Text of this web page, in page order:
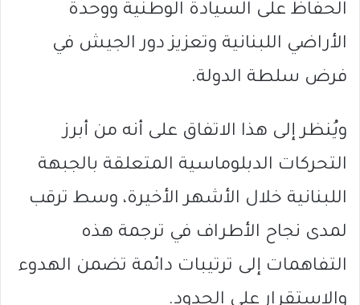
الحفاظ على السيادة الوطنية ووحدة
الأراضي اللبنانية وتعزيز دور الجيش في
فرض سلطة الدولة.
ويُنظر إلى هذا الاتفاق على أنه من أبرز
التحركات الدبلوماسية المتعلقة بالجبهة
اللبنانية خلال الأشهر الأخيرة، وسط ترقب
لمدى نجاح الأطراف في ترجمة هذه
التفاهمات إلى ترتيبات دائمة تضمن الهدوء
والاستقرار على الحدود.